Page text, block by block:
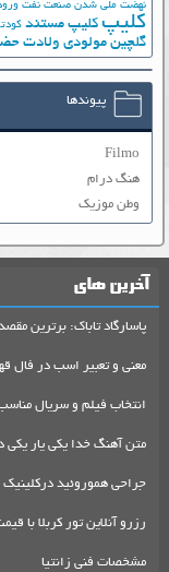
نهضت ملي شدن صنعت نفت
کلیپ کلیپ مستند کودتای 28
گلچین مولودی ولادت
پیوندها
Filmo
هنگ درام
وطن موزیک
آخرین های
پاسارگاد تاباک: برترین
معنی و تعبیر اسب در فال
انتخاب فیلم و سریال
متن آهنگ خدا یکی یار یکی
جراحی هموروئید
رزرو آنلاین تور کربلا با
مشخصات فنی زانتیا